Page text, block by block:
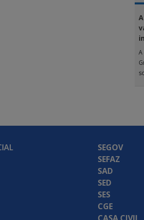
A
SEGOV
SEFAZ
SAD
SED
SES
CGE